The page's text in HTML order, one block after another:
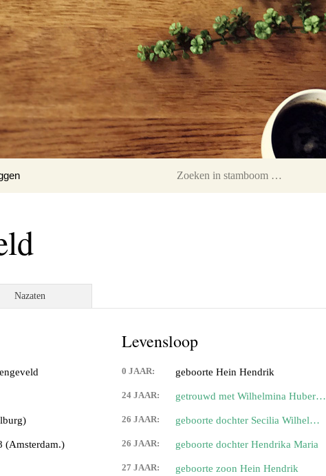
Nazaten
(Amsterdam.)
Levensloop
0 JAAR: geboorte Hein Hendrik
24 JAAR: getrouwd met Wilhelmina Huberta Secllia Reijnen
26 JAAR: geboorte dochter Secilia Wilhelmina
26 JAAR: geboorte dochter Hendrika Maria
27 JAAR: geboorte zoon Hein Hendrik